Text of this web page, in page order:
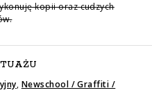
kopii oraz cudzych
, Newschool / Graffiti /